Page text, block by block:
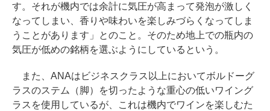
す。それが機内では余計に気圧が高まって発泡が激しく
なってしまい、香りや味わいを楽しみづらくなってしま
うことがあります」とのこと。そのため地上での瓶内の
気圧が低めの銘柄を選ぶようにしているという。
また、ANAはビジネスクラス以上においてボルドーグ
ラスのステム（脚）を切ったような重心の低いワイング
ラスを使用しているが、これは機内でワインを楽しむた